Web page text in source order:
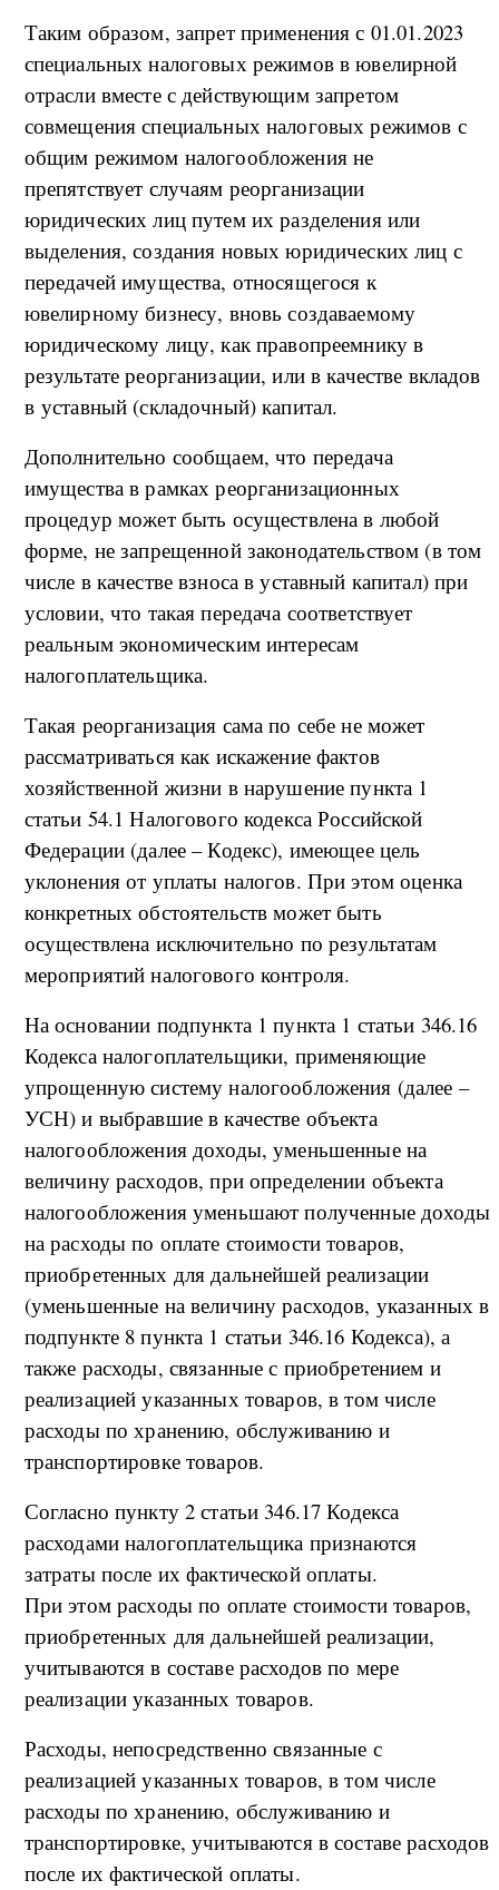
Таким образом, запрет применения с 01.01.2023
специальных налоговых режимов в ювелирной
отрасли вместе с действующим запретом
совмещения специальных налоговых режимов с
общим режимом налогообложения не
препятствует случаям реорганизации
юридических лиц путем их разделения или
выделения, создания новых юридических лиц с
передачей имущества, относящегося к
ювелирному бизнесу, вновь создаваемому
юридическому лицу, как правопреемнику в
результате реорганизации, или в качестве вкладов
в уставный (складочный) капитал.
Дополнительно сообщаем, что передача
имущества в рамках реорганизационных
процедур может быть осуществлена в любой
форме, не запрещенной законодательством (в том
числе в качестве взноса в уставный капитал) при
условии, что такая передача соответствует
реальным экономическим интересам
налогоплательщика.
Такая реорганизация сама по себе не может
рассматриваться как искажение фактов
хозяйственной жизни в нарушение пункта 1
статьи 54.1 Налогового кодекса Российской
Федерации (далее – Кодекс), имеющее цель
уклонения от уплаты налогов. При этом оценка
конкретных обстоятельств может быть
осуществлена исключительно по результатам
мероприятий налогового контроля.
На основании подпункта 1 пункта 1 статьи 346.16
Кодекса налогоплательщики, применяющие
упрощенную систему налогообложения (далее –
УСН) и выбравшие в качестве объекта
налогообложения доходы, уменьшенные на
величину расходов, при определении объекта
налогообложения уменьшают полученные доходы
на расходы по оплате стоимости товаров,
приобретенных для дальнейшей реализации
(уменьшенные на величину расходов, указанных в
подпункте 8 пункта 1 статьи 346.16 Кодекса), а
также расходы, связанные с приобретением и
реализацией указанных товаров, в том числе
расходы по хранению, обслуживанию и
транспортировке товаров.
Согласно пункту 2 статьи 346.17 Кодекса
расходами налогоплательщика признаются
затраты после их фактической оплаты.
При этом расходы по оплате стоимости товаров,
приобретенных для дальнейшей реализации,
учитываются в составе расходов по мере
реализации указанных товаров.
Расходы, непосредственно связанные с
реализацией указанных товаров, в том числе
расходы по хранению, обслуживанию и
транспортировке, учитываются в составе расходов
после их фактической оплаты.